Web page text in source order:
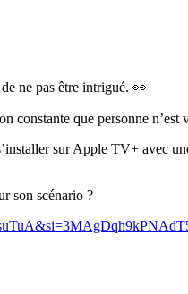
ne pas être intrigué. 👀
constante que personne
sur Apple TV+ avec
son scénario ?